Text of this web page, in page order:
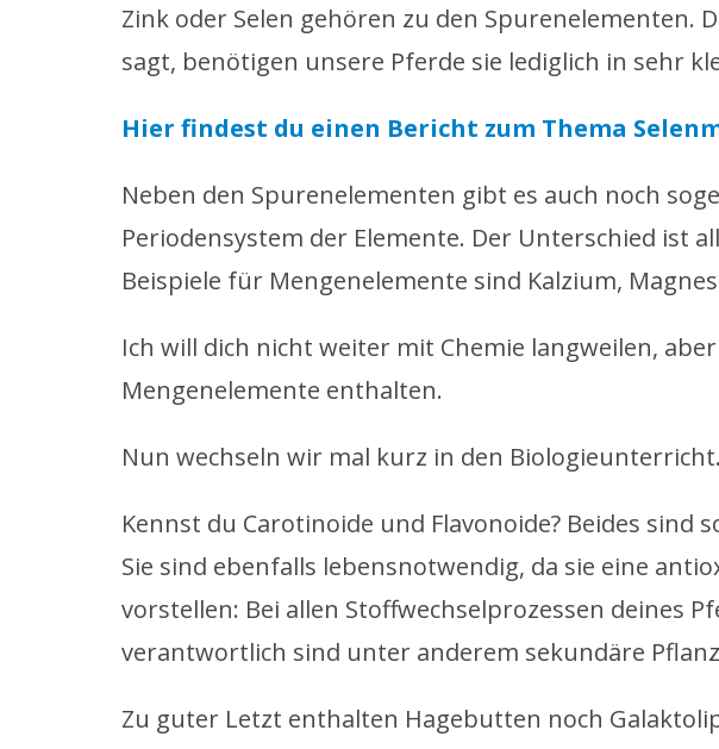
Zink oder Selen gehören zu den Spurenelementen.
sagt, benötigen unsere Pferde sie lediglich in sehr
Hier findest du einen Bericht zum Thema
Neben den Spurenelementen gibt es auch noch
Periodensystem der Elemente. Der Unterschied ist
Beispiele für Mengenelemente sind Kalzium,
Ich will dich nicht weiter mit Chemie langweilen,
Mengenelemente enthalten.
Nun wechseln wir mal kurz in den Biologieunterricht.
Kennst du Carotinoide und Flavonoide? Beides
Sie sind ebenfalls lebensnotwendig, da sie eine
vorstellen: Bei allen Stoffwechselprozessen deines
verantwortlich sind unter anderem sekundäre
Zu guter Letzt enthalten Hagebutten noch